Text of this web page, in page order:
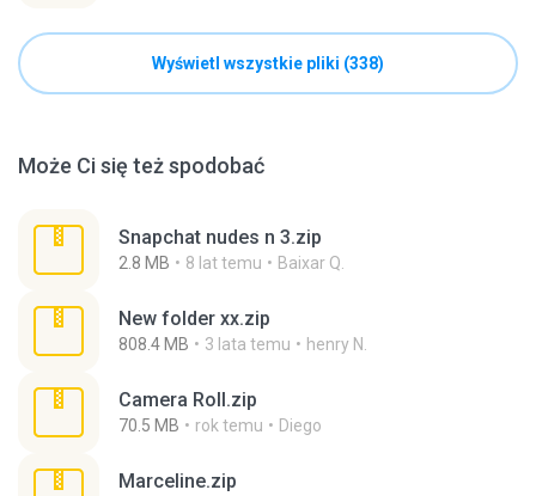
Wyświetl wszystkie pliki (338)
Może Ci się też spodobać
Snapchat nudes n 3.zip
2.8 MB 8 lat temu Baixar Q.
New folder xx.zip
808.4 MB 3 lata temu henry N.
Camera Roll.zip
70.5 MB rok temu Diego
Marceline.zip